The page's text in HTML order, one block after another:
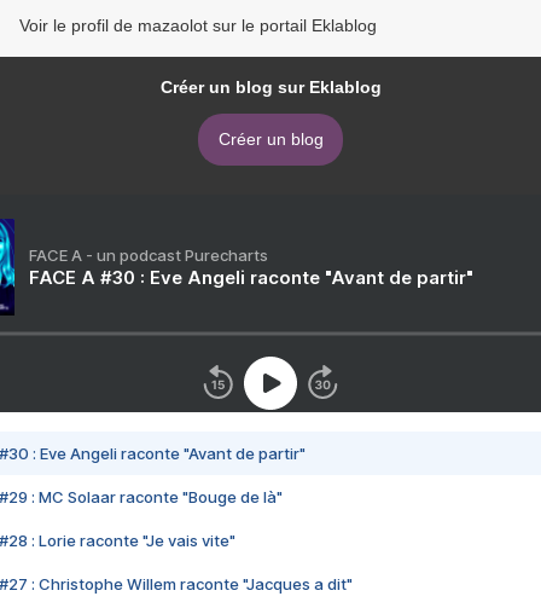
Voir le profil de mazaolot sur le portail Eklablog
Créer un blog sur Eklablog
Créer un blog
FACE A - un podcast Purecharts
FACE A #30 : Eve Angeli raconte "Avant de partir"
#30 : Eve Angeli raconte "Avant de partir"
#29 : MC Solaar raconte "Bouge de là"
#28 : Lorie raconte "Je vais vite"
#27 : Christophe Willem raconte "Jacques a dit"